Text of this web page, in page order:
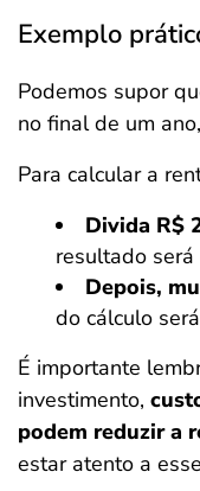
Exemplo
Podemos supor
no final de um
Para calcular a
Divida R$
resultado
Depois,
do cálculo
É importante
investimento,
podem reduzir a
estar atento a